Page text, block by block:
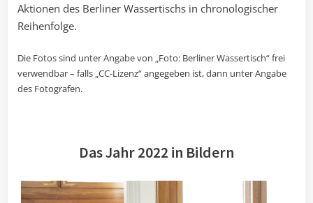
Aktionen des Berliner Wassertischs in chronologischer
Reihenfolge.
Die Fotos sind unter Angabe von „Foto: Berliner Wassertisch“ frei
verwendbar – falls „CC-Lizenz“ angegeben ist, dann unter Angabe
des Fotografen.
Das Jahr 2022 in Bildern